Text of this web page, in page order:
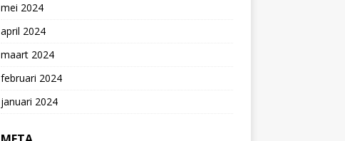
mei 2024
april 2024
maart 2024
februari 2024
januari 2024